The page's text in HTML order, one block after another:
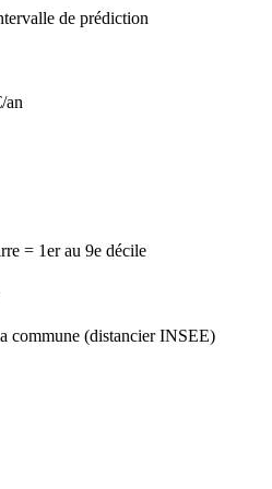
de prédiction
an
= 1er au 9e décile
commune (distancier INSEE)